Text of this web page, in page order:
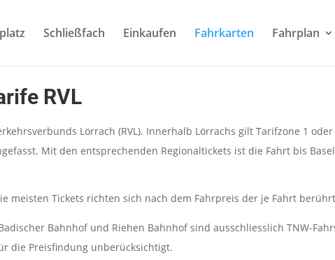
Schließfach Einkaufen Fahrkarten Fahrplan
RVL
Lörrach (RVL). Innerhalb Lörrachs gilt Tarifzone 1
Mit den entsprechenden Regionaltickets ist die Fahrt bis
meisten Tickets richten sich nach dem Fahrpreis der je Fahrt
Bahnhof und Riehen Bahnhof sind ausschliesslich TNW-
die Preisfindung unberücksichtigt.